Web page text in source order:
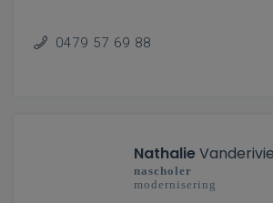
0479 57 69 88
Nathalie
nascholer
modernisering